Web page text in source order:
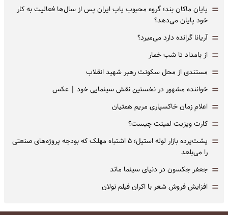
= پایان ماکان بند؛ گروه محبوب پاپ ایران پس از سال‌ها فعالیت به کار
خود پایان می‌دهد؟
= آریانا گرانده دارد می‌میرد؟
= از بامداد تا شب خمار
= مستندی از محل سکونت رهبر شهید انقلاب
= خواننده مشهور در نخستین نقش سینمایی خود |‌ عکس
= اعلام زمان خاکسپاری مریم همتیان
= کارت ویزیت لمینت چیست؟
=
پشت‌پرده بازار لوله استیل؛ ۵ اشتباه مهلک که بودجه پروژه‌های صنعتی
را می‌بلعد
= جعفر جکسون در دنیای سینما ماند
= افزایش فروش شعر با اکران فیلم نولان